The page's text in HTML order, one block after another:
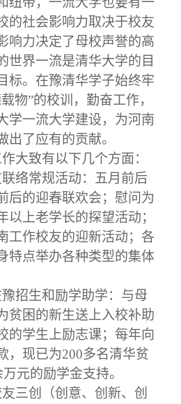
坛
界
息
程
名单
规
们
的社会影响力取决于校友
响力决定了母校声誉的高
世界一流是清华大学的目
标。在豫清华学子始终牢
物”的校训，勤奋工作，
学一流大学建设，为河南
出了应有的贡献。
大致有以下几个方面：
络常规活动：五月前后
后的迎春联欢会；慰问为
以上老学长的探望活动；
工作校友的迎新活动；各
特点举办各种类型的集体
招生和励学助学：与母
贫困的新生送上入校补助
的学生上励志课；每年向
，现已为200多名清华贫
万元的励学金支持。
三创（创意、创新、创